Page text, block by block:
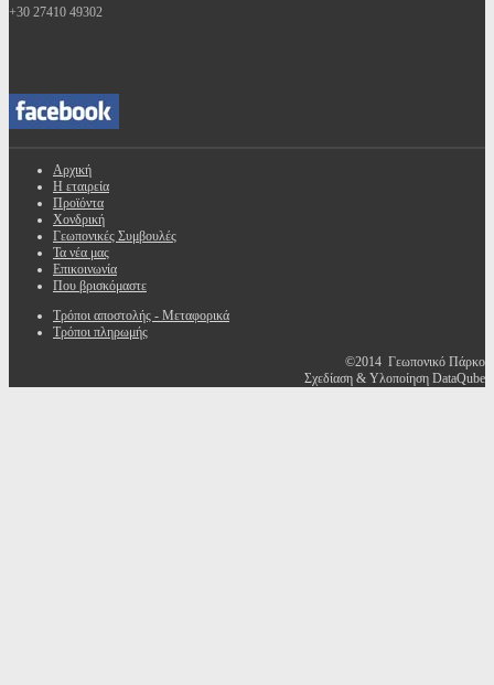
+30 27410 49302
Αρχική
Η εταιρεία
Προϊόντα
Χονδρική
Γεωπονικές Συμβουλές
Τα νέα μας
Επικοινωνία
Που βρισκόμαστε
Τρόποι αποστολής - Μεταφορικά
Τρόποι πληρωμής
©2014 Γεωπονικό Πάρκο
Σχεδίαση & Υλοποίηση DataQube